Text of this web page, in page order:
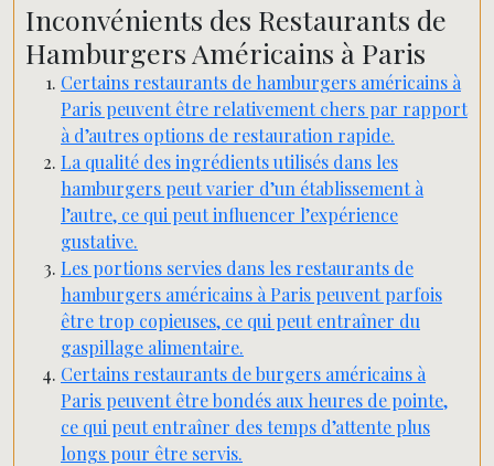
Inconvénients des Restaurants de
Hamburgers Américains à Paris
Certains restaurants de hamburgers américains à
Paris peuvent être relativement chers par rapport
à d’autres options de restauration rapide.
La qualité des ingrédients utilisés dans les
hamburgers peut varier d’un établissement à
l’autre, ce qui peut influencer l’expérience
gustative.
Les portions servies dans les restaurants de
hamburgers américains à Paris peuvent parfois
être trop copieuses, ce qui peut entraîner du
gaspillage alimentaire.
Certains restaurants de burgers américains à
Paris peuvent être bondés aux heures de pointe,
ce qui peut entraîner des temps d’attente plus
longs pour être servis.